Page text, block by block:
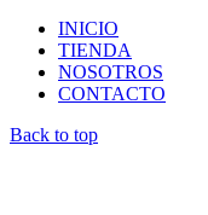
INICIO
TIENDA
NOSOTROS
CONTACTO
Back to top